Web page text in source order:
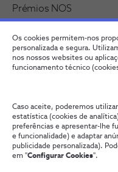
Os cookies permitem-nos
personalizada e segura.
nos nossos websites ou
funcionamento técnico
Caso aceite, poderemos
estatística (cookies de
preferências e apresentar-lhe
e funcionalidade) e adaptar
publicidade personalizada).
em "Configurar Cookies".
Prémios NOS
Reconhecimentos e
Recrutamento
Fale connoscoPolítica de